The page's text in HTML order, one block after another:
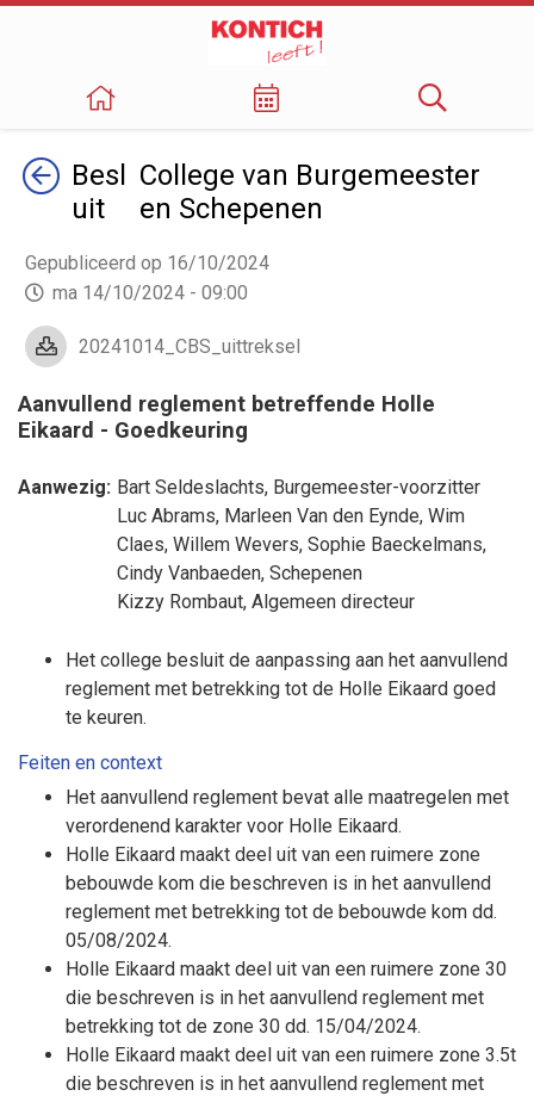
TerugBesl
uit
College van Burgemeester
en Schepenen
Gepubliceerd op 16/10/2024
ma 14/10/2024 - 09:00
20241014_CBS_uittreksel
Aanvullend reglement betreffende Holle
Eikaard - Goedkeuring
Aanwezig: Bart Seldeslachts, Burgemeester-voorzitter
Luc Abrams, Marleen Van den Eynde, Wim
Claes, Willem Wevers, Sophie Baeckelmans,
Cindy Vanbaeden, Schepenen
Kizzy Rombaut, Algemeen directeur
Het college besluit de aanpassing aan het aanvullend
reglement met betrekking tot de Holle Eikaard goed
te keuren.
Feiten en context
Het aanvullend reglement bevat alle maatregelen met
verordenend karakter voor Holle Eikaard.
Holle Eikaard maakt deel uit van een ruimere zone
bebouwde kom die beschreven is in het aanvullend
reglement met betrekking tot de bebouwde kom dd.
05/08/2024.
Holle Eikaard maakt deel uit van een ruimere zone 30
die beschreven is in het aanvullend reglement met
betrekking tot de zone 30 dd. 15/04/2024.
Holle Eikaard maakt deel uit van een ruimere zone 3.5t
die beschreven is in het aanvullend reglement met